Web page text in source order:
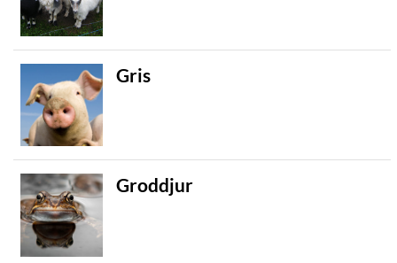
Gris
Groddjur